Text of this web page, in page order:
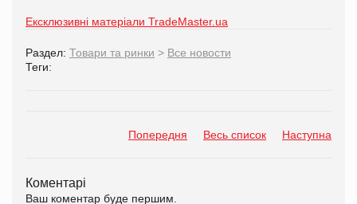
Ексклюзивні матеріали TradeMaster.ua
Раздел: Товари та ринки > Все новости
Теги:
Попередня Весь список Наступна
Коментарі
Ваш коментар буде першим.